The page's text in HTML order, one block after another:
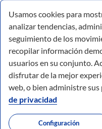
© Todos los
Usamos cookies para
analizar tendencias,
seguimiento de los
recopilar información
usuarios en su conjunto.
disfrutar de la mejor
web, o bien administre sus
de privacidad
Configuración